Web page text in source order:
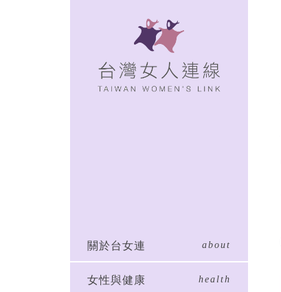
關於台女連 about
女性與健康 health